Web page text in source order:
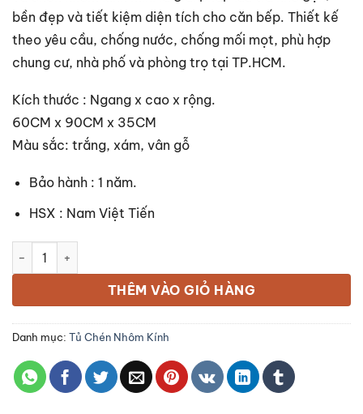
bền đẹp và tiết kiệm diện tích cho căn bếp. Thiết kế
theo yêu cầu, chống nước, chống mối mọt, phù hợp
chung cư, nhà phố và phòng trọ tại TP.HCM.
Kích thước : Ngang x cao x rộng.
60CM x 90CM x 35CM
Màu sắc: trắng, xám, vân gỗ
Bảo hành : 1 năm.
HSX : Nam Việt Tiến
Tủ chén nhôm kính mini số lượng
THÊM VÀO GIỎ HÀNG
Danh mục: Tủ Chén Nhôm Kính